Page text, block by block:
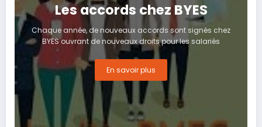
Les accords chez BYES
Chaque année, de nouveaux accords sont signés chez
BYES ouvrant de nouveaux droits pour les salariés
En savoir plus